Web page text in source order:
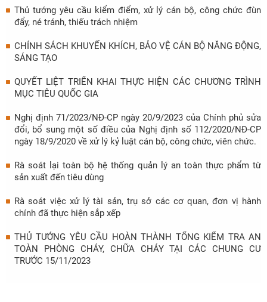
Thủ tướng yêu cầu kiểm điểm, xử lý cán bộ, công chức đùn
đẩy, né tránh, thiếu trách nhiệm
CHÍNH SÁCH KHUYẾN KHÍCH, BẢO VỆ CÁN BỘ NĂNG ĐỘNG,
SÁNG TẠO
QUYẾT LIỆT TRIỂN KHAI THỰC HIỆN CÁC CHƯƠNG TRÌNH
MỤC TIÊU QUỐC GIA
Nghị định 71/2023/NĐ-CP ngày 20/9/2023 của Chính phủ sửa
đổi, bổ sung một số điều của Nghị định số 112/2020/NĐ-CP
ngày 18/9/2020 về xử lý kỷ luật cán bộ, công chức, viên chức.
Rà soát lại toàn bộ hệ thống quản lý an toàn thực phẩm từ
sản xuất đến tiêu dùng
Rà soát việc xử lý tài sản, trụ sở các cơ quan, đơn vị hành
chính đã thực hiện sắp xếp
THỦ TƯỚNG YÊU CẦU HOÀN THÀNH TỔNG KIỂM TRA AN
TOÀN PHÒNG CHÁY, CHỮA CHÁY TẠI CÁC CHUNG CƯ
TRƯỚC 15/11/2023